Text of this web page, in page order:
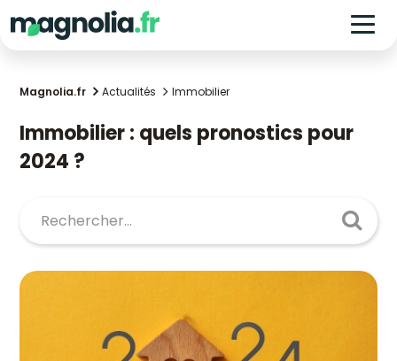
Magnolia.fr Actualités Immobilier
Immobilier : quels pronostics pour
2024 ?